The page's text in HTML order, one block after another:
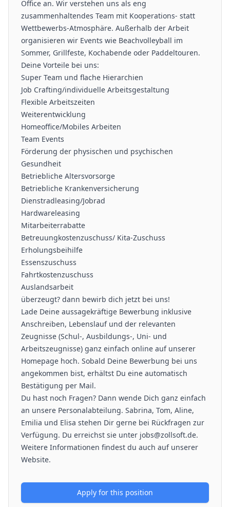
Office an. Wir verstehen uns als eng
zusammenhaltendes Team mit Kooperations- statt
Wettbewerbs-Atmosphäre. Außerhalb der Arbeit
organisieren wir Events wie Beachvolleyball im
Sommer, Grillfeste, Kochabende oder Paddeltouren.
Deine Vorteile bei uns:
Super Team und flache Hierarchien
Job Crafting/individuelle Arbeitsgestaltung
Flexible Arbeitszeiten
Weiterentwicklung
Homeoffice/Mobiles Arbeiten
Team Events
Förderung der physischen und psychischen
Gesundheit
Betriebliche Altersvorsorge
Betriebliche Krankenversicherung
Dienstradleasing/Jobrad
Hardwareleasing
Mitarbeiterrabatte
Betreuungkostenzuschuss/ Kita-Zuschuss
Erholungsbeihilfe
Essenszuschuss
Fahrtkostenzuschuss
Auslandsarbeit
überzeugt? dann bewirb dich jetzt bei uns!
Lade Deine aussagekräftige Bewerbung inklusive
Anschreiben, Lebenslauf und der relevanten
Zeugnisse (Schul-, Ausbildungs-, Uni- und
Arbeitszeugnisse) ganz einfach online auf unserer
Homepage hoch. Sobald Deine Bewerbung bei uns
angekommen bist, erhältst Du eine automatisch
Bestätigung per Mail.
Du hast noch Fragen? Dann wende Dich ganz einfach
an unsere Personalabteilung. Sabrina, Tom, Aline,
Emilia und Elisa stehen Dir gerne bei Rückfragen zur
Verfügung. Du erreichst sie unter jobs@zollsoft.de.
Weitere Informationen findest du auch auf unserer
Website.
Apply for this position